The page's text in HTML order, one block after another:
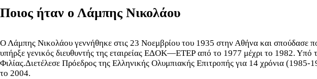
Ποιος ήταν ο Λάμπης Νικολάου
Ο Λάμπης Νικολάου γεννήθηκε στις 23 Νοεμβρίου του 1935 στην Αθήνα και σπούδασε
υπήρξε γενικός διευθυντής της εταιρείας ΕΔΟΚ—ΕΤΕΡ από το 1977 μέχρι το 1982. Υπό
Φιλίας.Διετέλεσε Πρόεδρος της Ελληνικής Ολυμπιακής Επιτροπής για 14 χρόνια
το 2004.